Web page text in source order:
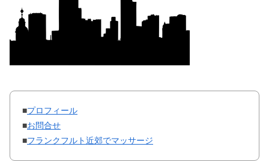
■プロフィール
■お問合せ
■フランクフルト近郊でマッサージ